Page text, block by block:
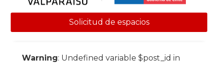
Solicitud de espacios
Warning: Undefined variable $post_id in